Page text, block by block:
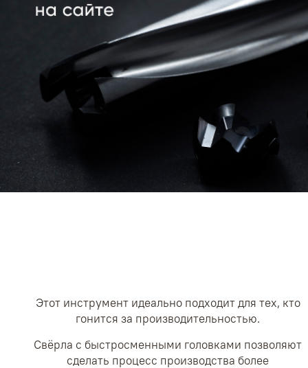
Этот инструмент идеально подходит для тех, кто
гонится за производительностью.
Свёрла с быстросменными головками позволяют
сделать процесс производства более